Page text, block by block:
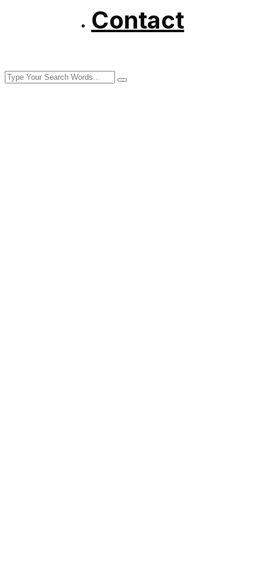
Contact